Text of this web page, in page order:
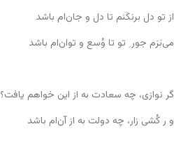
از تو دل برنکَنم تا دل و جان‌ام باشد
می‌بَرَم جور ِ تو تا وُسع و توان‌ام باشد
گر نوازی، چه سعادت به از این خواهم یافت؟
و ر کُشی زار، چه دولت به از آن‌ام باشد